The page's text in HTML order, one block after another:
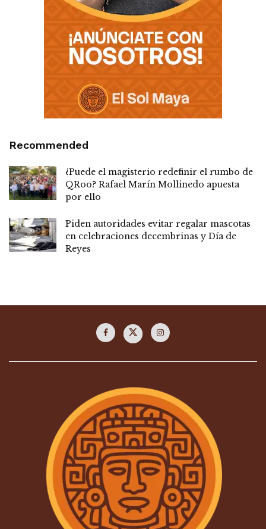
Recommended
¿Puede el magisterio redefinir el rumbo de
QRoo? Rafael Marín Mollinedo apuesta
por ello
Piden autoridades evitar regalar mascotas
en celebraciones decembrinas y Día de
Reyes